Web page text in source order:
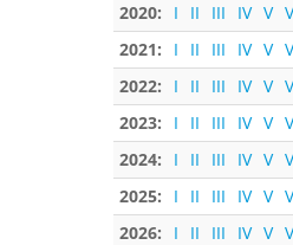
2020:
I II III IV V
2021:
I II III IV V
2022:
I II III IV V
2023:
I II III IV V
2024:
I II III IV V
2025:
I II III IV V
2026:
I II III IV V